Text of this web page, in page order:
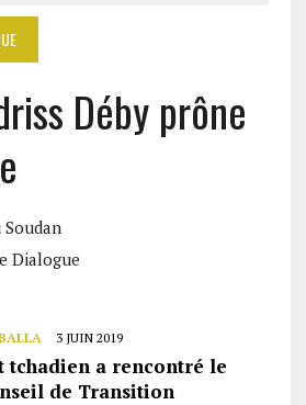
Déby prône
Dialogue
3 JUIN 2019
tchadien a rencontré le
de Transition